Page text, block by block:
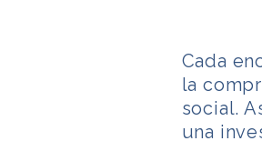
Cada
la
social.
una